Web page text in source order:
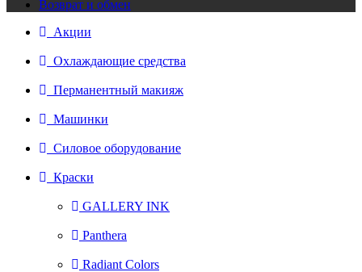
Возврат и обмен
Акции
Охлаждающие средства
Перманентный макияж
Машинки
Силовое оборудование
Краски
GALLERY INK
Panthera
Radiant Colors